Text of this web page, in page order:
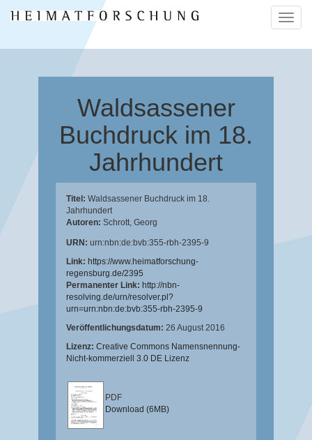
ein-/
Waldsassener
Buchdruck im 18.
Jahrhundert
Titel: Waldsassener Buchdruck im 18.
Jahrhundert
Autoren: Schrott, Georg
URN: urn:nbn:de:bvb:355-rbh-2395-9
Link: https://www.heimatforschung-
regensburg.de/2395
Permanenter Link: http://nbn-
resolving.de/urn/resolver.pl?
urn=urn:nbn:de:bvb:355-rbh-2395-9
Veröffentlichungsdatum: 26 August 2016
Lizenz: Creative Commons Namensnennung-
Nicht-kommerziell 3.0 DE Lizenz
PDF
Download (6MB)